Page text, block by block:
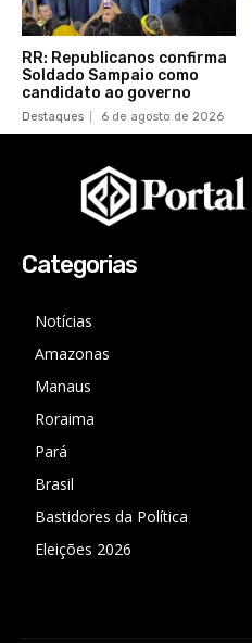
RR: Republicanos confirma
Soldado Sampaio como
candidato ao governo
Destaques 6 de agosto de 2026
Categorias
Notícias
Amazonas
Manaus
Roraima
Pará
Brasil
Bastidores da Política
Eleições 2026